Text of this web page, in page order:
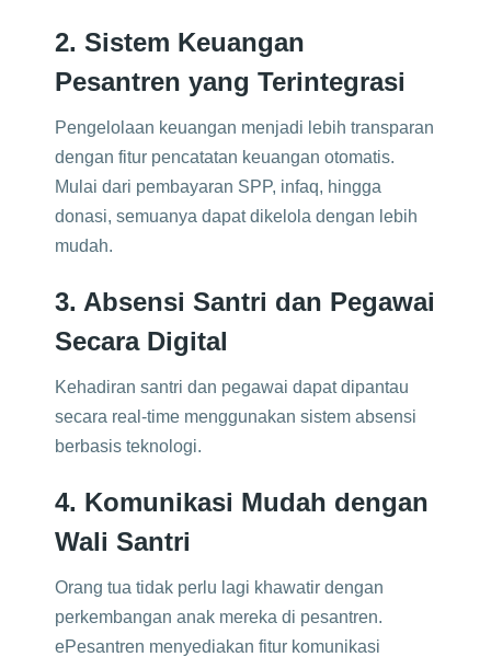
2. Sistem Keuangan
Pesantren yang Terintegrasi
Pengelolaan keuangan menjadi lebih transparan
dengan fitur pencatatan keuangan otomatis.
Mulai dari pembayaran SPP, infaq, hingga
donasi, semuanya dapat dikelola dengan lebih
mudah.
3. Absensi Santri dan Pegawai
Secara Digital
Kehadiran santri dan pegawai dapat dipantau
secara real-time menggunakan sistem absensi
berbasis teknologi.
4. Komunikasi Mudah dengan
Wali Santri
Orang tua tidak perlu lagi khawatir dengan
perkembangan anak mereka di pesantren.
ePesantren menyediakan fitur komunikasi